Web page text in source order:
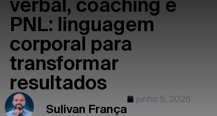
verbal, coaching e
PNL: linguagem
corporal para
transformar
resultados
Sulivan França
junho 5, 2026